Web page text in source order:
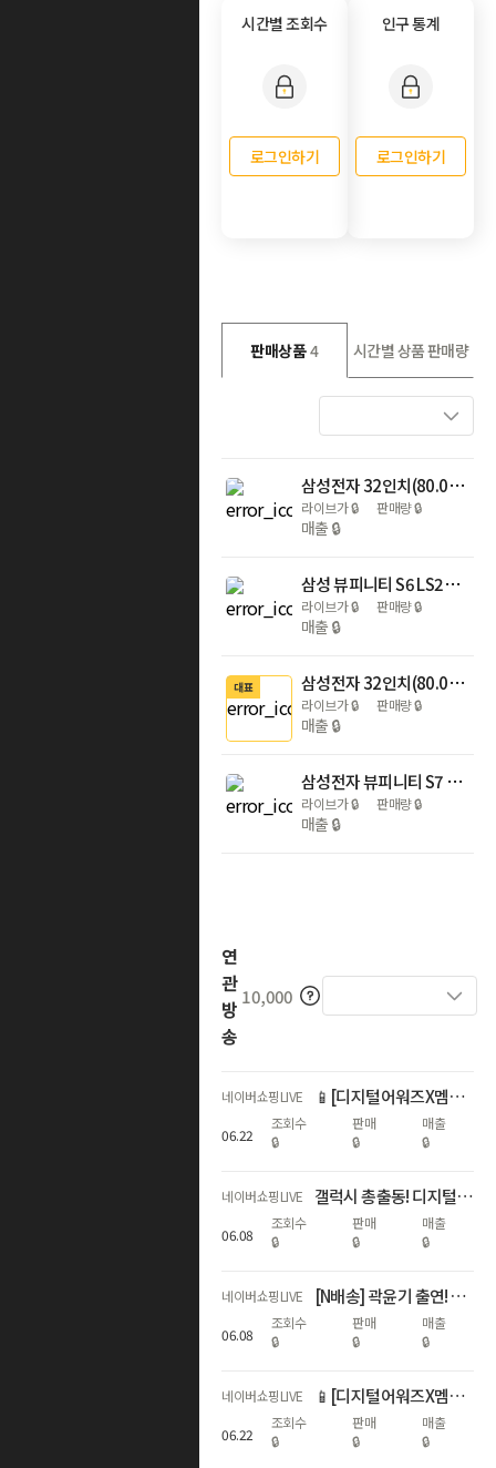
시간별 조회수
로그인하기
인구 통계
로그인하기
판매상품 4 시간별 상품 판매량
삼성전자 32인치(80.0cm) 뷰피니티 S7 고해상도 UHD 모니터 화이트 S32D701 LS32D701EAKXKR
라이브가🔒 판매량🔒
매출 🔒
삼성 뷰피니티 S6 LS27F610 68.4cm(27인치) QHD 모니터 100Hz 세로
라이브가🔒 판매량🔒
매출 🔒
대표 삼성전자 32인치(80.0cm) 뷰피니티 S7 고해상도 UHD 모니터 블랙 S32D700 LS32D700EAKXKR
라이브가🔒 판매량🔒
매출 🔒
삼성전자 뷰피니티 S7 S37D700 LS37D700 블랙 92.7cm(37인치) 고해상도 모니터
라이브가🔒 판매량🔒
매출 🔒
연
관
방
송
10,000
네이버쇼핑LIVE 📱[디지털어워즈X멤버십데이]갤럭시자급제 쇼마젠시 역대급 추가적립 라이브
06.22
조회수
🔒
판매
🔒
매출
🔒
네이버쇼핑LIVE 갤럭시 총출동! 디지털 온누리상품권 20%+라이브3%적립+구매인증💙
06.08
조회수
🔒
판매
🔒
매출
🔒
네이버쇼핑LIVE [N배송] 곽윤기 출연! S26 서클투서치🔎추가적립3%+N포인트추가증정
06.08
조회수
🔒
판매
🔒
매출
🔒
네이버쇼핑LIVE 📱[디지털어워즈X멤버십데이]갤럭시자급제 쇼마젠시 역대급 추가적립 라이브
06.22
조회수
🔒
판매
🔒
매출
🔒